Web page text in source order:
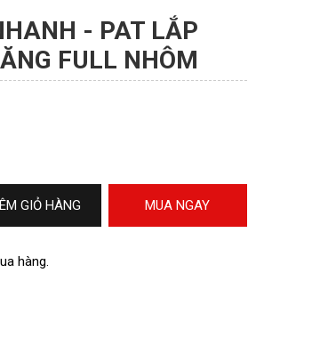
- PAT LẮP
FULL NHÔM
GIỎ HÀNG MUA NGAY
hàng.